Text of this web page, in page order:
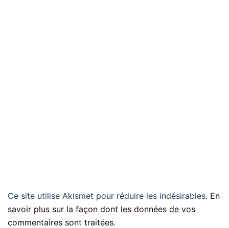
Ce site utilise Akismet pour réduire les indésirables. En
savoir plus sur la façon dont les données de vos
commentaires sont traitées.